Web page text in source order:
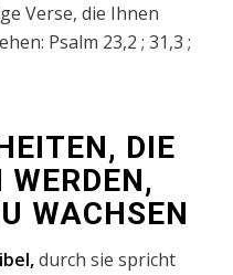
Verse, die Ihnen
Psalm 23,2 ; 31,3 ;
DIE
WACHSEN
durch sie spricht